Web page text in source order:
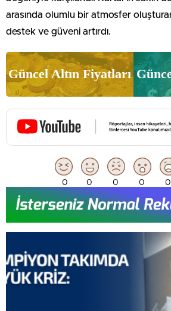
arasında olumlu bir atmosfer
destek ve güveni artırdı.
Güncel Altın Fiyatları
0 0 0 0 0